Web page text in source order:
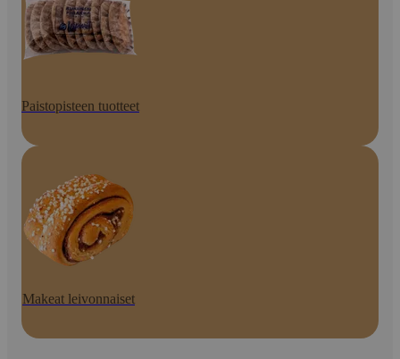
Paistopisteen tuotteet
Makeat leivonnaiset